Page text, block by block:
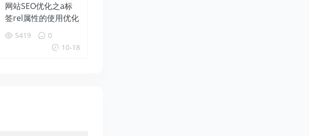
网站SEO优化之a标
签rel属性的使用优化
5419
0
10-18